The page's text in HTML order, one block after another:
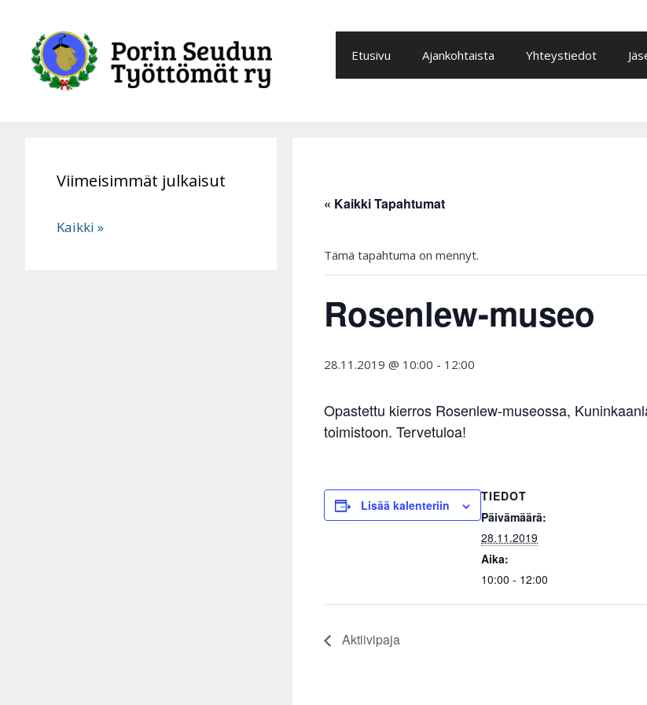
Etusivu
Ajankohtaista Yhteystiedot
« Kaikki Tapahtumat
Tämä tapahtuma on mennyt.
Rosenlew-museo
28.11.2019 @ 10:00 - 12:00
Opastettu kierros Rosenlew-museossa,
toimistoon. Tervetuloa!
Lisää kalenteriin
TIEDOT
Päivämäärä:
28.11.2019
Aika:
10:00 - 12:00
Aktiivipaja
Viimeisimmät julkaisut
Kaikki »